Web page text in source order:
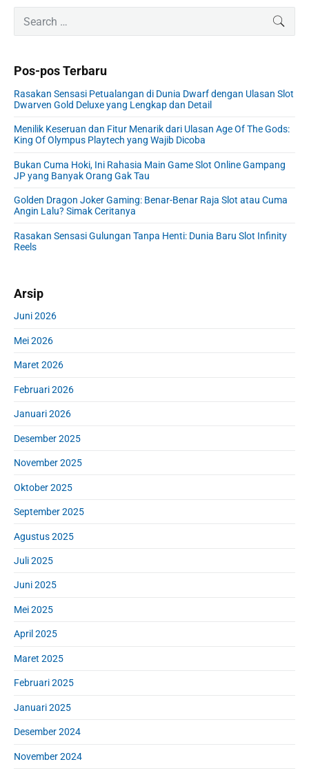
a
y
i
d
e
b
r
c
h
f
r
Pos-pos Terbaru
Rasakan Sensasi Petualangan di Dunia Dwarf dengan Ulasan Slot
Dwarven Gold Deluxe yang Lengkap dan Detail
Menilik Keseruan dan Fitur Menarik dari Ulasan Age Of The Gods:
King Of Olympus Playtech yang Wajib Dicoba
Bukan Cuma Hoki, Ini Rahasia Main Game Slot Online Gampang
JP yang Banyak Orang Gak Tau
Golden Dragon Joker Gaming: Benar-Benar Raja Slot atau Cuma
Angin Lalu? Simak Ceritanya
Rasakan Sensasi Gulungan Tanpa Henti: Dunia Baru Slot Infinity
Reels
Arsip
Juni 2026
Mei 2026
Maret 2026
Februari 2026
Januari 2026
Desember 2025
November 2025
Oktober 2025
September 2025
Agustus 2025
Juli 2025
Juni 2025
Mei 2025
April 2025
Maret 2025
Februari 2025
Januari 2025
Desember 2024
November 2024